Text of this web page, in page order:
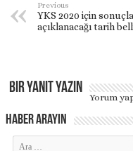
Previous
YKS 2020 için
açıklanacağı tarih
Bir yanıt yazın
Yorum
Haber Arayın